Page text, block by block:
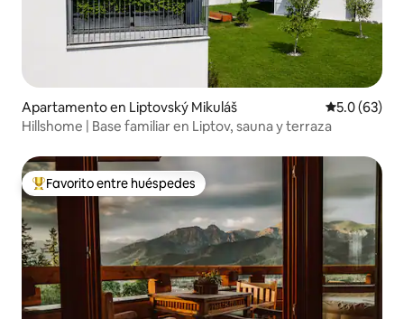
Apartamento en Liptovský Mikuláš Calificación
5.0 (63)
Hillshome | Base familiar en Liptov, sauna y terraza
Favorito entre huéspedes preferido
Favorito entre huéspedes